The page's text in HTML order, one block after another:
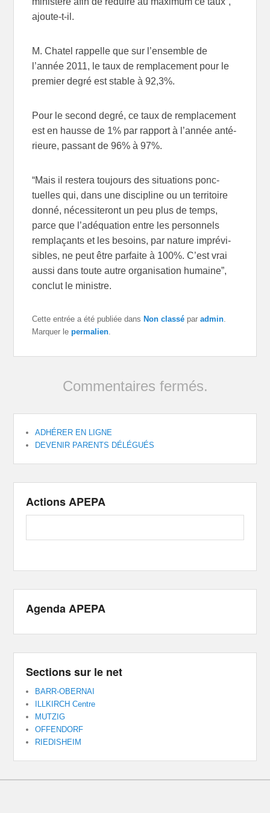
ajoute-t-il.
M. Chatel rap­pelle que sur l’ensemble de
l’année 2011, le taux de rem­pla­ce­ment pour le
pre­mier degré est stable à 92,3%.
Pour le second degré, ce taux de rem­pla­ce­ment
est en hausse de 1% par rap­port à l’année anté­
rieure, pas­sant de 96% à 97%.
“Mais il res­tera tou­jours des situa­tions ponc­
tuelles qui, dans une dis­ci­pline ou un ter­ri­toire
donné, néces­si­te­ront un peu plus de temps,
parce que l’adéquation entre les per­son­nels
rem­pla­çants et les besoins, par nature impré­vi­
sibles, ne peut être par­faite à 100%. C’est vrai
aussi dans toute autre orga­ni­sa­tion humaine”,
conclut le ministre.
Cette entrée a été publiée dans Non classé paradmin.
Marquer lepermalien.
Commentaires fermés.
ADHÉRER EN LIGNE
DEVENIR PARENTS DÉLÉGUÉS
Actions APEPA
Agenda APEPA
Sections sur le net
BARR-OBERNAI
ILLKIRCH Centre
MUTZIG
OFFENDORF
RIEDISHEIM